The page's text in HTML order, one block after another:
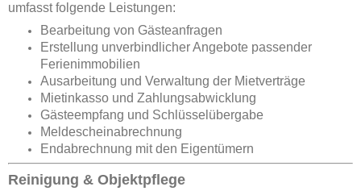
umfasst folgende Leistungen:
Bearbeitung von Gästeanfragen
Erstellung unverbindlicher Angebote passender
Ferienimmobilien
Ausarbeitung und Verwaltung der Mietverträge
Mietinkasso und Zahlungsabwicklung
Gästeempfang und Schlüsselübergabe
Meldescheinabrechnung
Endabrechnung mit den Eigentümern
Reinigung & Objektpflege